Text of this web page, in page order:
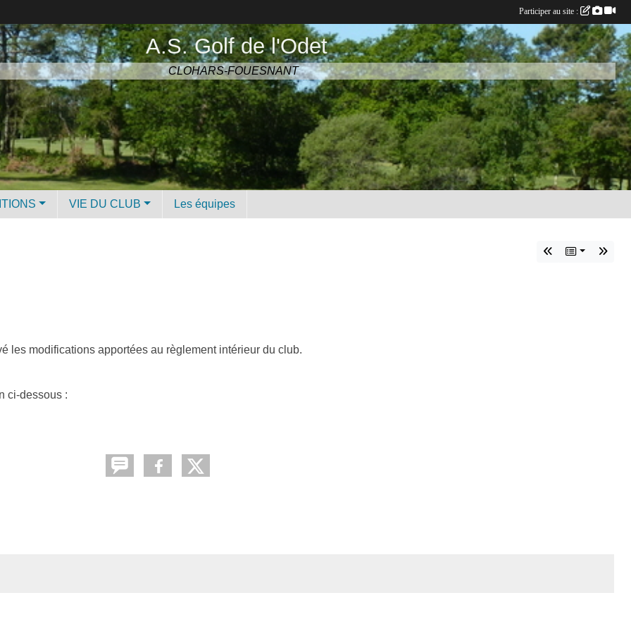
A.S. Golf de l'Odet
CLOHARS-FOUESNANT
VIE DU CLUB Les équipes
les modifications apportées au règlement intérieur du club.
ci-dessous :
Participer au site :